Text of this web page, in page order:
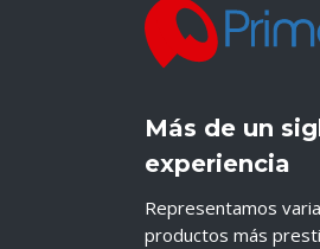
Más de un
experiencia
Representamos
productos más